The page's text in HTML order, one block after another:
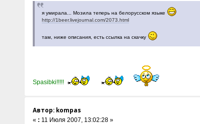
я умирала... Мозила теперь на белорусском языке
http://1beer.livejournal.com/2073.html
там, ниже описания, есть ссылка на скачку
Spasibki!!!!!
Автор: kompas
« : 11 Июля 2007, 13:02:28 »